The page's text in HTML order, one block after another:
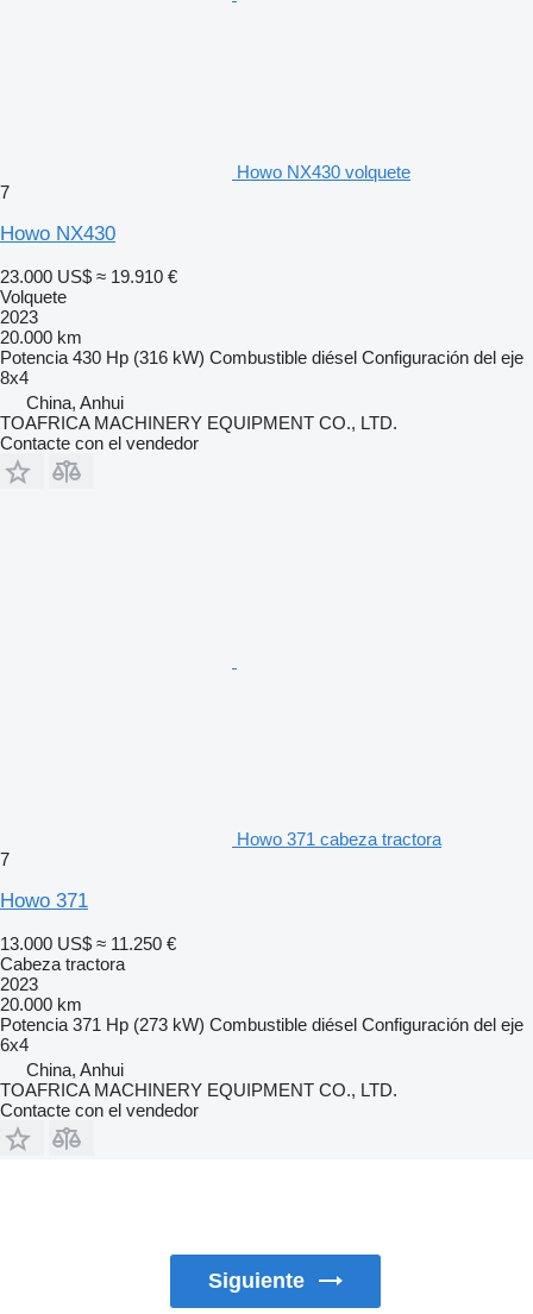
Howo NX430 volquete
7
Howo NX430
23.000 US$ ≈ 19.910 €
Volquete
2023
20.000 km
Potencia 430 Hp (316 kW) Combustible diésel Configuración del eje
8x4
China, Anhui
TOAFRICA MACHINERY EQUIPMENT CO., LTD.
Contacte con el vendedor
Howo 371 cabeza tractora
7
Howo 371
13.000 US$ ≈ 11.250 €
Cabeza tractora
2023
20.000 km
Potencia 371 Hp (273 kW) Combustible diésel Configuración del eje
6x4
China, Anhui
TOAFRICA MACHINERY EQUIPMENT CO., LTD.
Contacte con el vendedor
Siguiente